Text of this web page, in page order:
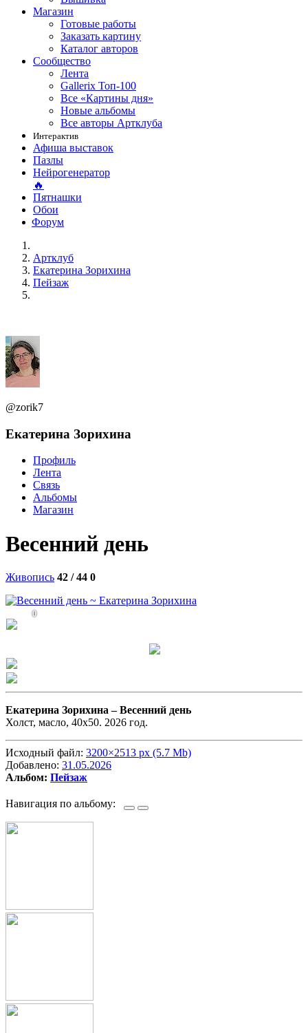
Магазин
Готовые работы
Заказать картину
Каталог авторов
Сообщество
Лента
Gallerix Топ-100
Все «Картины дня»
Новые альбомы
Все авторы Артклуба
Интерактив
Афиша выставок
Пазлы
Нейрогенератор
🔥
Пятнашки
Обои
Форум
Артклуб
Екатерина Зорихина
Пейзаж
@zorik7
Екатерина Зорихина
Профиль
Лента
Связь
Альбомы
Магазин
Весенний день
Живопись 42 / 44 0
0
Екатерина Зорихина –Весенний день
Холст, масло, 40х50. 2026 год.
Исходный файл: 3200×2513 px (5.7 Mb)
Добавлено: 31.05.2026
Альбом: Пейзаж
Навигация по альбому: